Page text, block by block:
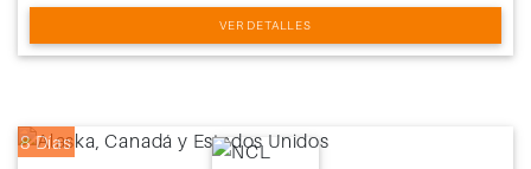
VER DETALLES
8 Días